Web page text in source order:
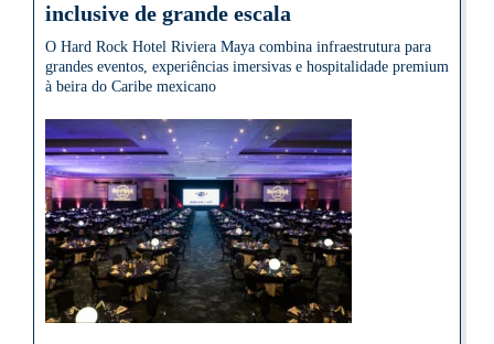
inclusive de grande escala
O Hard Rock Hotel Riviera Maya combina infraestrutura para
grandes eventos, experiências imersivas e hospitalidade premium
à beira do Caribe mexicano